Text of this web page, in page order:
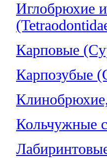
Иглобрюхие
Карповые
Карпозубые
Кольчужные